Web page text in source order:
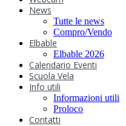
News
Tutte le news
Compro/Vendo
Elbable
Elbable 2026
Calendario Eventi
Scuola Vela
Info utili
Informazioni utili
Proloco
Contatti